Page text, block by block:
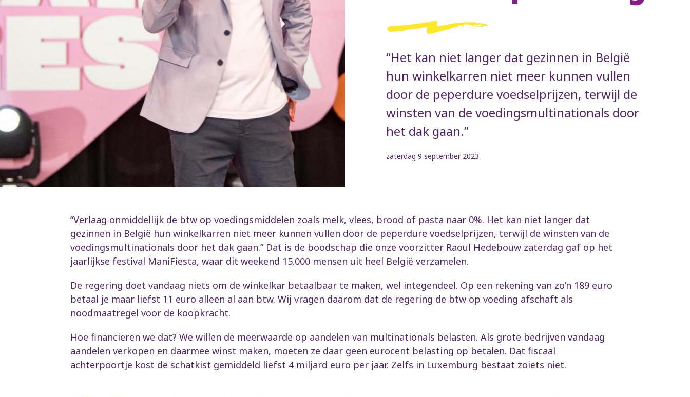
“Het kan niet langer dat gezinnen in België
hun winkelkarren niet meer kunnen vullen
door de peperdure voedselprijzen, terwijl de
winsten van de voedingsmultinationals door
het dak gaan.”
zaterdag 9 september 2023
“Verlaag onmiddellijk de btw op voedingsmiddelen zoals melk, vlees, brood of pasta naar 0%. Het kan niet langer dat
gezinnen in België hun winkelkarren niet meer kunnen vullen door de peperdure voedselprijzen, terwijl de winsten van de
voedingsmultinationals door het dak gaan.” Dat is de boodschap die onze voorzitter Raoul Hedebouw zaterdag gaf op het
jaarlijkse festival ManiFiesta, waar dit weekend 15.000 mensen uit heel België verzamelen.
De regering doet vandaag niets om de winkelkar betaalbaar te maken, wel integendeel. Op een rekening van zo’n 189 euro
betaal je maar liefst 11 euro alleen al aan btw. Wij vragen daarom dat de regering de btw op voeding afschaft als
noodmaatregel voor de koopkracht.
Hoe financieren we dat? We willen de meerwaarde op aandelen van multinationals belasten. Als grote bedrijven vandaag
aandelen verkopen en daarmee winst maken, moeten ze daar geen eurocent belasting op betalen. Dat fiscaal
achterpoortje kost de schatkist gemiddeld liefst 4 miljard euro per jaar. Zelfs in Luxemburg bestaat zoiets niet.